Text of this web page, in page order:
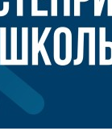
- Приемная комиссия
РАБОТЫ
18:00;